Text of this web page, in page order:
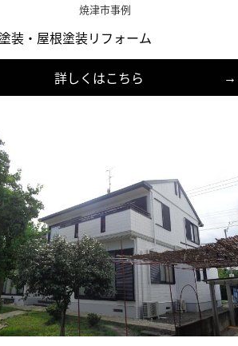
焼津市事例
装・屋根塗装リフォーム
詳しくはこちら